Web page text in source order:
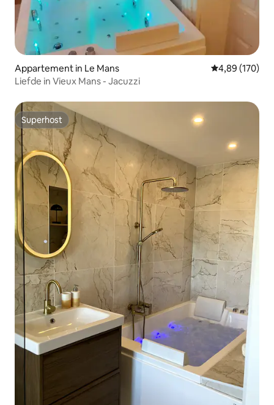
Appartement in Le Mans Gemiddelde
4,89 (170)
Liefde in Vieux Mans - Jacuzzi
Superhost
Superhost